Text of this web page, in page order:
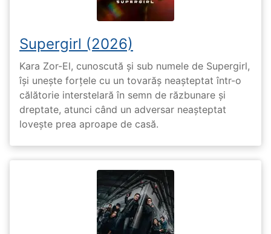
Supergirl (2026)
Kara Zor-El, cunoscută și sub numele de Supergirl,
își unește forțele cu un tovarăș neașteptat într-o
călătorie interstelară în semn de răzbunare și
dreptate, atunci când un adversar neașteptat
lovește prea aproape de casă.